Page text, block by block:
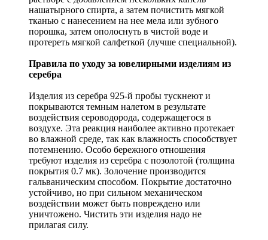
нашатырного спирта, а затем почистить мягкой
тканью с нанесением на нее мела или зубного
порошка, затем ополоснуть в чистой воде и
протереть мягкой салфеткой (лучше специальной).
Правила по уходу за ювелирными изделиям из
серебра
Изделия из серебра 925-й пробы тускнеют и
покрываются темным налетом в результате
воздействия сероводорода, содержащегося в
воздухе. Эта реакция наиболее активно протекает
во влажной среде, так как влажность способствует
потемнению. Особо бережного отношения
требуют изделия из серебра с позолотой (толщина
покрытия 0.7 мк). Золочение производится
гальваническим способом. Покрытие достаточно
устойчиво, но при сильном механическом
воздействии может быть повреждено или
уничтожено. Чистить эти изделия надо не
прилагая силу.